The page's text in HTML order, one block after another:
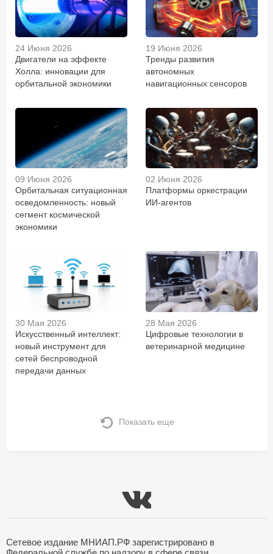
24 Июня 2026
Двигатели на эффекте
Холла: инновации для
орбитальной экономики
19 Июня 2026
Тренды развития
автономных
навигационных сенсоров
09 Июня 2026
Орбитальная ситуационная
осведомленность: новый
сегмент космической
экономики
02 Июня 2026
Платформы оркестрации
ИИ-агентов
30 Мая 2026
Искусственный интеллект:
новый инструмент для
сетей беспроводной
передачи данных
28 Мая 2026
Цифровые технологии в
ветеринарной медицине
Показать еще
Сетевое издание МНИАП.РФ зарегистрировано в